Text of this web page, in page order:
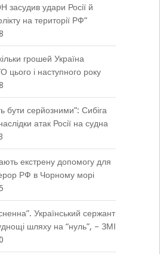
засудив удари Росії й
на території РФ”
грошей Україна
цього і наступного року
бути серйозними”: Сибіга
атак Росії на судна
екстрену допомогу для
РФ в Чорному морі
Український сержант
шляху на “нуль”, – ЗМІ